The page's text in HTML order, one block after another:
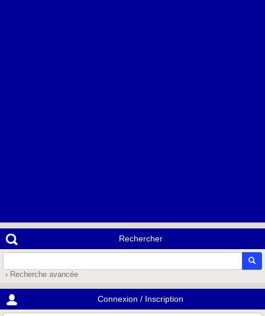
Rechercher
› Recherche avancée
Connexion / Inscription